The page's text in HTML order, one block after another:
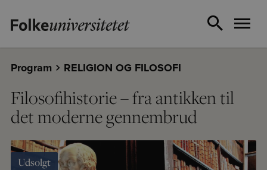
Program RELIGION OG FILOSOFI
Filosofihistorie – fra antikken til
det moderne gennembrud
Udsolgt